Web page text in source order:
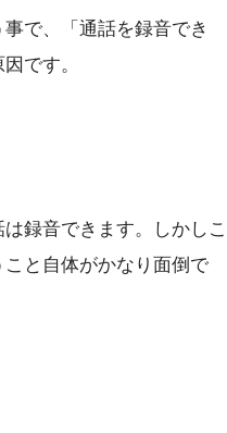
で、「通話を録音でき
です。
録音できます。しかしこ
と自体がかなり面倒で